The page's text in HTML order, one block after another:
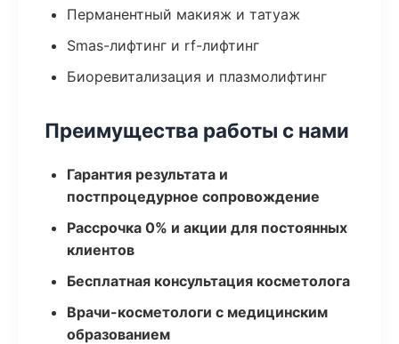
Перманентный макияж и татуаж
Smas-лифтинг и rf-лифтинг
Биоревитализация и плазмолифтинг
Преимущества работы с нами
Гарантия результата и
постпроцедурное сопровождение
Рассрочка 0% и акции для постоянных
клиентов
Бесплатная консультация косметолога
Врачи-косметологи с медицинским
образованием